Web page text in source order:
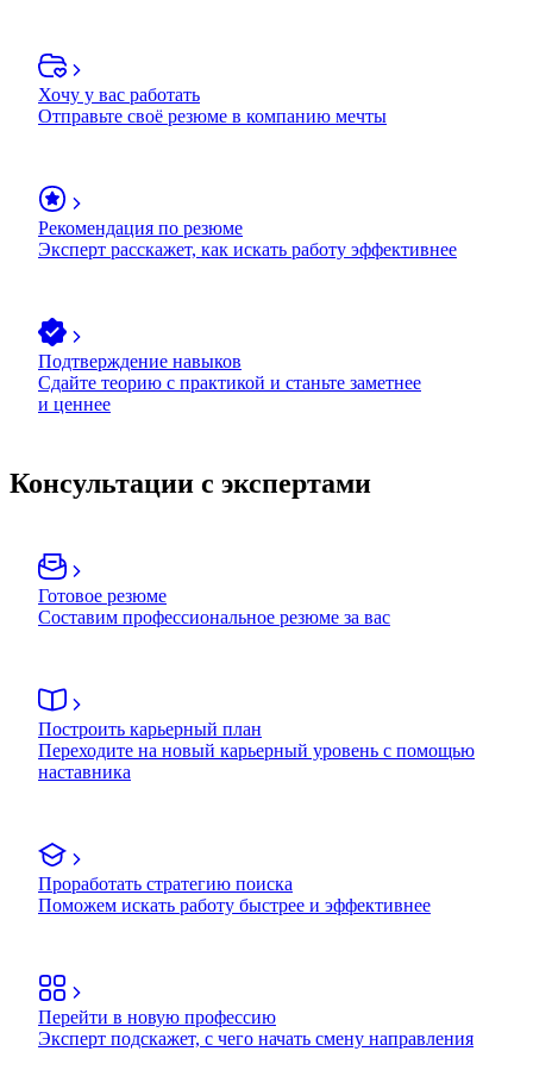
Хочу у вас работать
Отправьте своё резюме в компанию мечты
Рекомендация по резюме
Эксперт расскажет, как искать работу эффективнее
Подтверждение навыков
Сдайте теорию с практикой и станьте заметнее
и ценнее
Консультации с экспертами
Готовое резюме
Составим профессиональное резюме за вас
Построить карьерный план
Переходите на новый карьерный уровень с помощью
наставника
Проработать стратегию поиска
Поможем искать работу быстрее и эффективнее
Перейти в новую профессию
Эксперт подскажет, с чего начать смену направления